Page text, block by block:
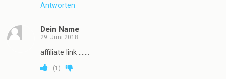
Antworten
Dein Name
29. Juni 2018
affiliate link …….
(1 )